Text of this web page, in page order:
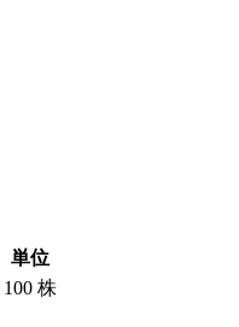
単位
100 株